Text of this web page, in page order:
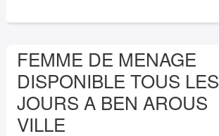
FEMME DE MENAGE
DISPONIBLE TOUS LES
JOURS A BEN AROUS
VILLE